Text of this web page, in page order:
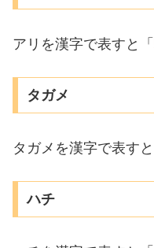
アリを漢字で表すと「
タガメ
タガメを漢字で表すと
ハチ